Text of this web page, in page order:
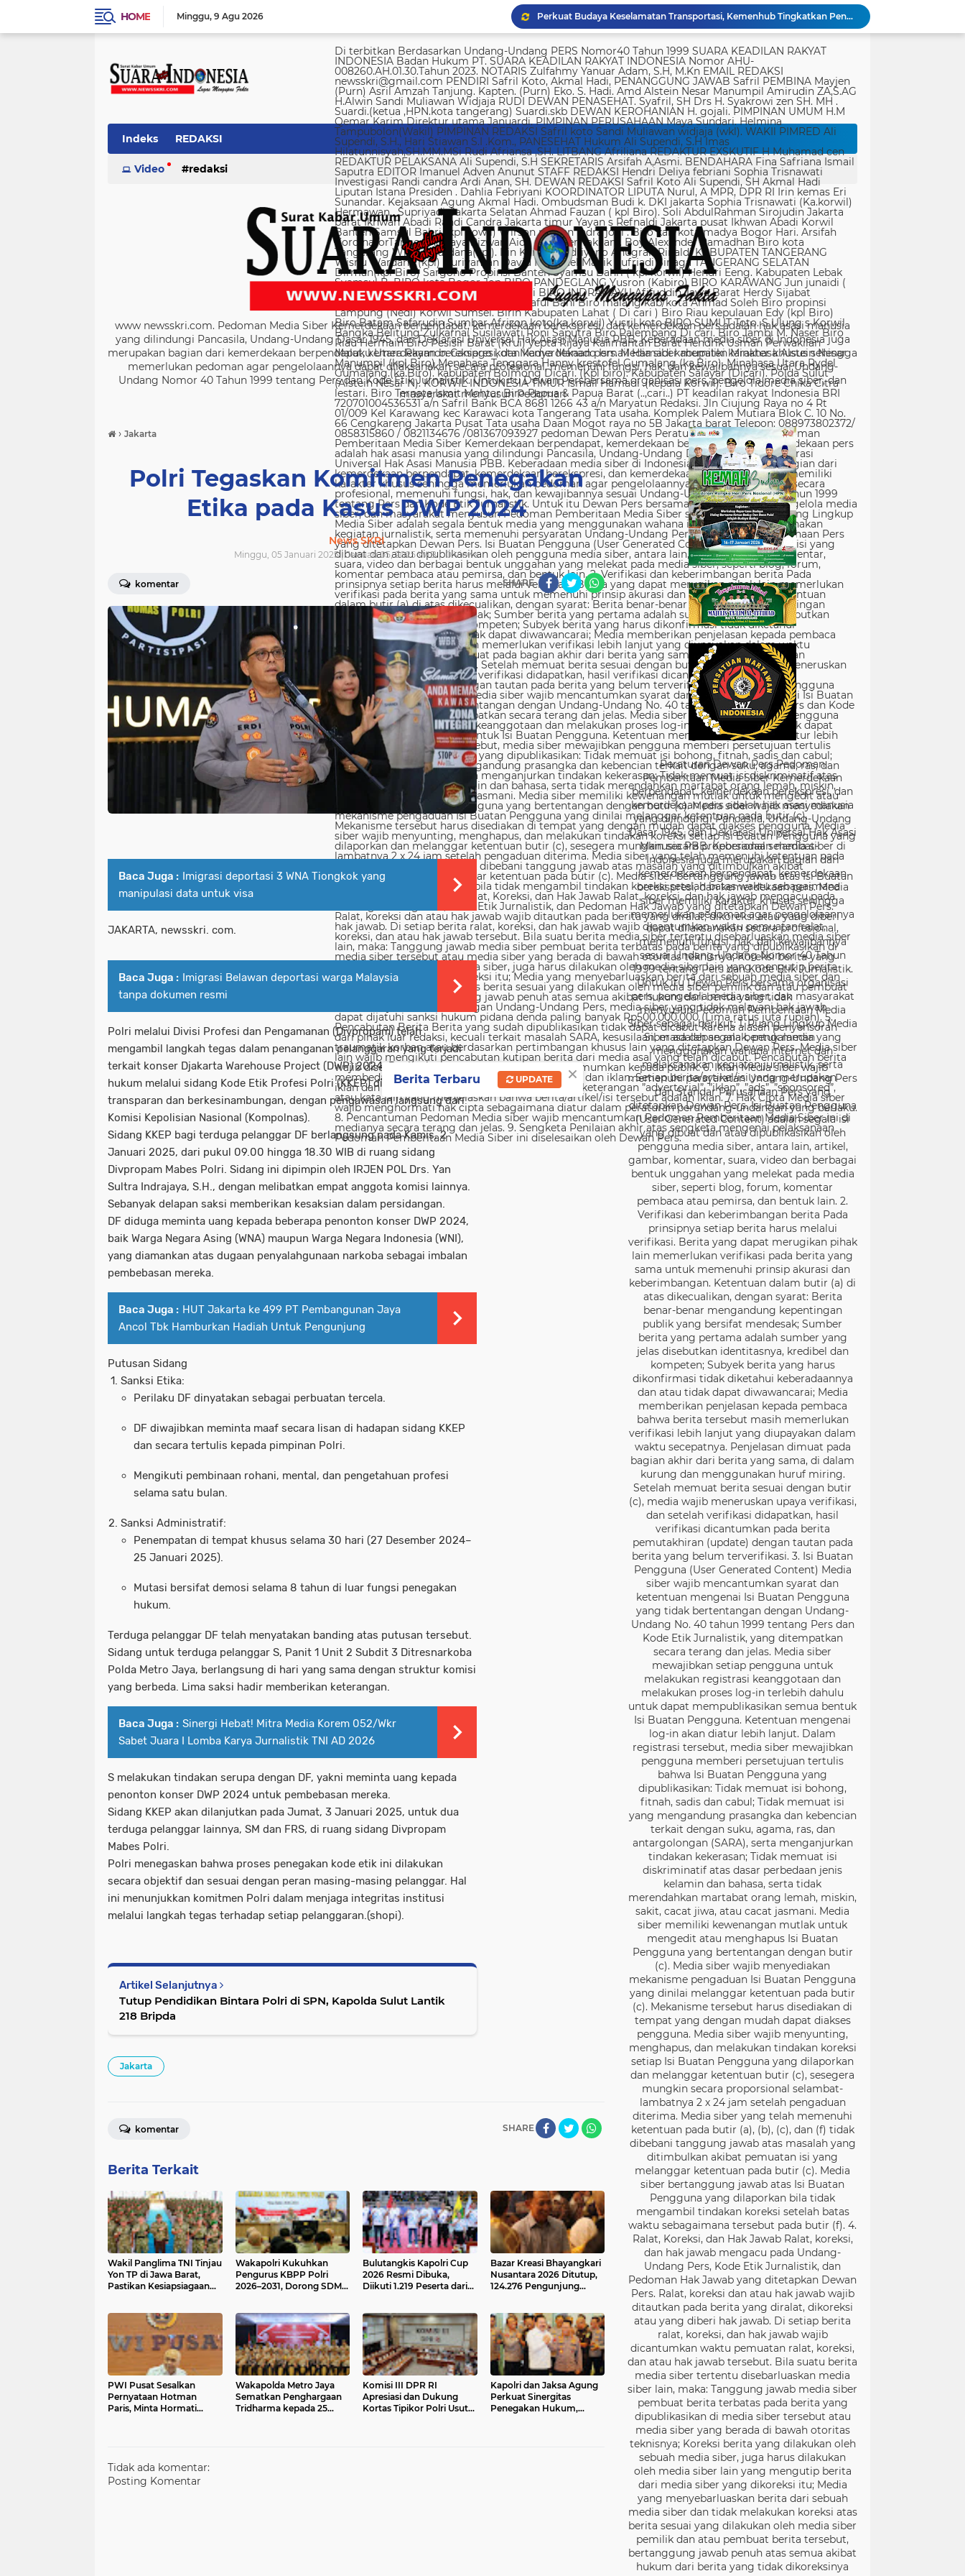
HOME Minggu 9 Agu 2026
Perkuat Budaya Keselamatan Transportasi, Kemenhub Tingkatkan Pengawasan pada Bus AKAP
Kodim 1714/PJ Gelar Karya Bakti Merah Putih SMP Negeri 1 Mulia Kab. Puncak Jaya
Operasi Laut Mematikan! Ketamin 1,3 Ton Diamankan Tim Gabungan di Bintan
Percepatan Pembangunan RTLH, Anggota Satgas TMMD ke-129 Kodim 1505/Tidore Turunkan Material Semen
Di terbitkan Berdasarkan Undang-Undang PERS Nomor40 Tahun 1999 SUARA KEADILAN RAKYAT INDONESIA Badan Hukum PT. SUARA KEADILAN RAKYAT INDONESIA Nomor AHU-008260.AH.01.30.Tahun 2023. NOTARIS Zulfahmy Yanuar Adam, S.H, M.Kn EMAIL REDAKSI newsskri@gmail.com PENDIRI Safril Koto, Akmal Hadi, PENANGGUNG JAWAB Safril PEMBINA Mayjen (Purn) Asril Amzah Tanjung. Kapten. (Purn) Eko. S. Hadi. Amd Alstein Nesar Manumpil Amirudin ZA,S.AG H.Alwin Sandi Muliawan Widjaja RUDI DEWAN PENASEHAT. Syafril, SH Drs H. Syakrowi zen SH. MH . Suardi.(ketua ,HPN.kota tangerang) Suardi.skb DEWAN KEROHANIAN H. gojali. PIMPINAN UMUM H.M Qemar Karim Direktur utama Januardi. PIMPINAN PERUSAHAAN Maya Sundari. Helmina Tampubolon(Wakil) PIMPINAN REDAKSI Safril koto Sandi Muliawan widjaja (wkl). WAKIl PIMRED Ali Supendi, S.H., Hari Stiawan S.I .Kom., PANESEHAT Hukum Ali Supendi, S.H Imas Hilatunnisyah,SH.MM.MSi Rudi Afriansa ,SH. LITBANG Afriliana REDAKTUR EXSKUTIF H Muhamad cen REDAKTUR PELAKSANA Ali Supendi, S.H SEKRETARIS Arsifah A,Asmi. BENDAHARA Fina Safriana Ismail Saputra EDITOR Imanuel Adven Anunut STAFF REDAKSI Hendri Deliya febriani Sophia Trisnawati Investigasi Randi candra Ardi Anan, SH. DEWAN REDAKSI Safril Koto Ali Supendi, SH Akmal Hadi Liputan Istana Presiden . Dahlia Febriyani KOORDINATOR LIPUTA Nurul, A MPR, DPR RI Irin kemas Eri Sunandar. Kejaksaan Agung Akmal Hadi. Ombudsman Budi k. DKI jakarta Sophia Trisnawati (Ka.korwil) Hermawan . Supriyadi. Jakarta Selatan Ahmad Fauzan ( kpl Biro). Soli AbdulRahman Sirojudin Jakarta barat Ikhwan Abadi Randi Candra Jakarta timur Yayan s Refnaldi Jakarta pusat Ikhwan Abadi Korwil Banten Samsul Bahri (kpl kowil) Wirson risman Indra joni . Biro kab/kota madya Bogor Hari. Arsifah KordinatorTangerang raya Rizwan Aidil ( kpl. Perwakilan). Boy Alexander Ramadhan Biro kota Tangerang Wisnu Wardana(kpl). Irin Kamas Andriyano Anugrah Rinaldi KABUPATEN TANGERANG Wisnu Wardana (kpl) Nuriyaman David Natanael Manik Sufriadi Sinaga TANGERANG SELATAN Dirman(kpl Biro) Sargono Propinsi Banten Syamsu Bahri ( kpl korwil) Hendri Eeng. Kabupaten Lebak Syamsul B. BIRO kota Bogor Jon BIRO PANDEGLANG Yusron (Kabiro) BIRO KARAWANG Jun junaidi ( kpl Biro) Ugi . BIRO KUNINGAN Nurhadi BIRO INDRAMAYU Afifuddin Jawa Barat Herdy Sijabat (kapowil). BIRO JAWA TIMUR Sofiyan Saful Bahi Biro malang kab/kota Ahmad Soleh Biro propinsi Lampung (Nedi) Korwil Sumsel. Birin Kabupaten Lahat ( Di cari ) Biro Riau kepulauan Edy (kpl Biro) Biro Batam Safarudin Sumbar Afrizon koto(ka korwil) Yusril koto BIRO SUMUT Toto. S Ulung s Korwil Bangka Belitung Zulkarnai Susilawati Roni Saputra Biro Palembang Di cari. Biro Jambi M. Naser Biro Riau Hermain Biro Pesisir Barat (Krui) yepta Rijaya Kalimantan Barat Hendrik Usman Perwakilan Maluku Utara Raymon Caniago kota Madya Manado Ismail Hamadi kabupaten Minahasa Alstein Nesar Manumpil (kpl Biro) Menahasa Tenggara Hanny krestofel Gumalang (ka.Biro). Minahasa Utara Rydel Gumalang.(ka.Biro). kabupaten Bolmong Dicari. (Kpl biro). Kabupaten Salayar (Dicari). Polda Sulut (Alstein Nesar N). KORWIL INDONESIA TIMUR Ismail Hamadi .(kepala Korwil). Biro Tidore Chika Citra lestari. Biro Ternate Ismit Mohtar Biro Papua & Papua Barat (..,cari..) PT keadilan rakyat Indonesia BRI 720701004536531 a/n Safril Bank BCA 8681 1266 43 a/n Maryatun Redaksi. Jln Ciujung Raya no 4 Rt 01/009 Kel Karawang kec Karawaci kota Tangerang Tata usaha. Komplek Palem Mutiara Blok C. 10 No. 66 Cengkareng Jakarta Pusat Tata usaha Daan Mogot raya no 5B Jakarta barat Telepon: 088973802372/ 0858315860 / 0821134676 /081367093927 pedoman Dewan Pers Peraturan Dewan Pers Pedoman Pemberitaan Media Siber Kemerdekaan berpendapat, kemerdekaan berekspresi, dan kemerdekaan pers adalah hak asasi manusia yang dilindungi Pancasila, Undang-Undang Dasar 1945, dan Deklarasi Universal Hak Asasi Manusia PBB. Keberadaan media siber di Indonesia juga merupakan bagian dari kemerdekaan berpendapat, kemerdekaan berekspresi, dan kemerdekaan pers. Media siber memiliki karakter khusus sehingga memerlukan pedoman agar pengelolaannya dapat dilaksanakan secara profesional, memenuhi fungsi, hak, dan kewajibannya sesuai Undang-Undang Nomor 40 Tahun 1999 tentang Pers dan Kode Etik Jurnalistik. Untuk itu Dewan Pers bersama organisasi pers, pengelola media siber, dan masyarakat menyusun Pedoman Pemberitaan Media Siber sebagai berikut: 1. Ruang Lingkup Media Siber adalah segala bentuk media yang menggunakan wahana internet dan melaksanakan kegiatan jurnalistik, serta memenuhi persyaratan Undang-Undang Pers dan Standar Perusahaan Pers yang ditetapkan Dewan Pers. Isi Buatan Pengguna (User Generated Content) adalah segala isi yang dibuat dan atau dipublikasikan oleh pengguna media siber, antara lain, artikel, gambar, komentar, suara, video dan berbagai bentuk unggahan yang melekat pada media siber, seperti blog, forum, komentar pembaca atau pemirsa, dan bentuk lain. 2. Verifikasi dan keberimbangan berita Pada prinsipnya setiap berita harus melalui verifikasi. Berita yang dapat merugikan pihak lain memerlukan verifikasi pada berita yang sama untuk memenuhi prinsip akurasi dan keberimbangan. Ketentuan dalam butir (a) di atas dikecualikan, dengan syarat: Berita benar-benar mengandung kepentingan publik yang bersifat mendesak; Sumber berita yang pertama adalah sumber yang jelas disebutkan identitasnya, kredibel dan kompeten; Subyek berita yang harus dikonfirmasi tidak diketahui keberadaannya dan atau tidak dapat diwawancarai; Media memberikan penjelasan kepada pembaca bahwa berita tersebut masih memerlukan verifikasi lebih lanjut yang diupayakan dalam waktu secepatnya. Penjelasan dimuat pada bagian akhir dari berita yang sama, di dalam kurung dan menggunakan huruf miring. Setelah memuat berita sesuai dengan butir (c), media wajib meneruskan upaya verifikasi, dan setelah verifikasi didapatkan, hasil verifikasi dicantumkan pada berita pemutakhiran (update) dengan tautan pada berita yang belum terverifikasi. 3. Isi Buatan Pengguna (User Generated Content) Media siber wajib mencantumkan syarat dan ketentuan mengenai Isi Buatan Pengguna yang tidak bertentangan dengan Undang-Undang No. 40 tahun 1999 tentang Pers dan Kode Etik Jurnalistik, yang ditempatkan secara terang dan jelas. Media siber mewajibkan setiap pengguna untuk melakukan registrasi keanggotaan dan melakukan proses log-in terlebih dahulu untuk dapat mempublikasikan semua bentuk Isi Buatan Pengguna. Ketentuan mengenai log-in akan diatur lebih lanjut. Dalam registrasi tersebut, media siber mewajibkan pengguna memberi persetujuan tertulis bahwa Isi Buatan Pengguna yang dipublikasikan: Tidak memuat isi bohong, fitnah, sadis dan cabul; Tidak memuat isi yang mengandung prasangka dan kebencian terkait dengan suku, agama, ras, dan antargolongan (SARA), serta menganjurkan tindakan kekerasan; Tidak memuat isi diskriminatif atas dasar perbedaan jenis kelamin dan bahasa, serta tidak merendahkan martabat orang lemah, miskin, sakit, cacat jiwa, atau cacat jasmani. Media siber memiliki kewenangan mutlak untuk mengedit atau menghapus Isi Buatan Pengguna yang bertentangan dengan butir (c). Media siber wajib menyediakan mekanisme pengaduan Isi Buatan Pengguna yang dinilai melanggar ketentuan pada butir (c). Mekanisme tersebut harus disediakan di tempat yang dengan mudah dapat diakses pengguna. Media siber wajib menyunting, menghapus, dan melakukan tindakan koreksi setiap Isi Buatan Pengguna yang dilaporkan dan melanggar ketentuan butir (c), sesegera mungkin secara proporsional selambat-lambatnya 2 x 24 jam setelah pengaduan diterima. Media siber yang telah memenuhi ketentuan pada butir (a), (b), (c), dan (f) tidak dibebani tanggung jawab atas masalah yang ditimbulkan akibat pemuatan isi yang melanggar ketentuan pada butir (c). Media siber bertanggung jawab atas Isi Buatan Pengguna yang dilaporkan bila tidak mengambil tindakan koreksi setelah batas waktu sebagaimana tersebut pada butir (f). 4. Ralat, Koreksi, dan Hak Jawab Ralat, koreksi, dan hak jawab mengacu pada Undang-Undang Pers, Kode Etik Jurnalistik, dan Pedoman Hak Jawab yang ditetapkan Dewan Pers. Ralat, koreksi dan atau hak jawab wajib ditautkan pada berita yang diralat, dikoreksi atau yang diberi hak jawab. Di setiap berita ralat, koreksi, dan hak jawab wajib dicantumkan waktu pemuatan ralat, koreksi, dan atau hak jawab tersebut. Bila suatu berita media siber tertentu disebarluaskan media siber lain, maka: Tanggung jawab media siber pembuat berita terbatas pada berita yang dipublikasikan di media siber tersebut atau media siber yang berada di bawah otoritas teknisnya; Koreksi berita yang dilakukan oleh sebuah media siber, juga harus dilakukan oleh media siber lain yang mengutip berita dari media siber yang dikoreksi itu; Media yang menyebarluaskan berita dari sebuah media siber dan tidak melakukan koreksi atas berita sesuai yang dilakukan oleh media siber pemilik dan atau pembuat berita tersebut, bertanggung jawab penuh atas semua akibat hukum dari berita yang tidak dikoreksinya itu. Sesuai dengan Undang-Undang Pers, media siber yang tidak melayani hak jawab dapat dijatuhi sanksi hukum pidana denda paling banyak Rp500.000.000 (Lima ratus juta rupiah). 5. Pencabutan Berita Berita yang sudah dipublikasikan tidak dapat dicabut karena alasan penyensoran dari pihak luar redaksi, kecuali terkait masalah SARA, kesusilaan, masa depan anak, pengalaman traumatik korban atau berdasarkan pertimbangan khusus lain yang ditetapkan Dewan Pers. Media siber lain wajib mengikuti pencabutan kutipan berita dari media asal yang telah dicabut. Pencabutan berita wajib disertai dengan alasan pencabutan dan diumumkan kepada publik. 6. Iklan Media siber wajib membedakan dengan tegas antara produk berita dan iklan. Setiap berita/artikel/isi yang merupakan iklan dan atau isi berbayar wajib mencantumkan keterangan ”advertorial”, ”iklan”, ”ads”, ”spons
Indeks REDAKSI
Video redaksi
www newsskri.com. Pedoman Media Siber Kemerdekaan berpendapat, kemerdekaan berekspresi, dan kemerdekaan pers adalah hak asasi manusia
yang dilindungi Pancasila, Undang-Undang Dasar 1945, dan Deklarasi Universal Hak Asasi Manusia PBB. Keberadaan media siber di Indonesia juga
merupakan bagian dari kemerdekaan berpendapat, kemerdekaan berekspresi, dan kemerdekaan pers. Media siber memiliki karakter khusus sehingga
memerlukan pedoman agar pengelolaannya dapat dilaksanakan secara profesional, memenuhi fungsi, hak, dan kewajibannya sesuai Undang-
Undang Nomor 40 Tahun 1999 tentang Pers dan Kode Etik Jurnalistik. Untuk itu Dewan Persbersama organisasi pers, pengelola media siber, dan
masyarakat menyusun Pedoman
› Jakarta
Polri Tegaskan Komitmen Penegakan
Etika pada Kasus DWP 2024
News SKRI
Minggu, 05 Januari 2025 | Januari 05, 2025 WIB | 0Views
komentar SHARE
Baca Juga : Imigrasi deportasi 3 WNA Tiongkok yang
manipulasi data untuk visa
JAKARTA, newsskri. com.
Baca Juga : Imigrasi Belawan deportasi warga Malaysia
tanpa dokumen resmi
Polri melalui Divisi Profesi dan Pengamanan (Divpropam) telah
mengambil langkah tegas dalam penanganan pelanggaran yang terjadi
terkait konser Djakarta Warehouse Project (DWP) 2024. Penegakan
hukum melalui sidang Kode Etik Profesi Polri (KKEP) dilaksanakan secara
transparan dan berkesinambungan, dengan pengawasan langsung dari
Komisi Kepolisian Nasional (Kompolnas).
Sidang KKEP bagi terduga pelanggar DF berlangsung pada Kamis, 2
Januari 2025, dari pukul 09.00 hingga 18.30 WIB di ruang sidang
Divpropam Mabes Polri. Sidang ini dipimpin oleh IRJEN POL Drs. Yan
Sultra Indrajaya, S.H., dengan melibatkan empat anggota komisi lainnya.
Sebanyak delapan saksi memberikan kesaksian dalam persidangan.
DF diduga meminta uang kepada beberapa penonton konser DWP 2024,
baik Warga Negara Asing (WNA) maupun Warga Negara Indonesia (WNI),
yang diamankan atas dugaan penyalahgunaan narkoba sebagai imbalan
pembebasan mereka.
Baca Juga : HUT Jakarta ke 499 PT Pembangunan Jaya
Ancol Tbk Hamburkan Hadiah Untuk Pengunjung
Putusan Sidang
Sanksi Etika:
Perilaku DF dinyatakan sebagai perbuatan tercela.
DF diwajibkan meminta maaf secara lisan di hadapan sidang KKEP
dan secara tertulis kepada pimpinan Polri.
Mengikuti pembinaan rohani, mental, dan pengetahuan profesi
selama satu bulan.
Sanksi Administratif:
Penempatan di tempat khusus selama 30 hari (27 Desember 2024–
25 Januari 2025).
Mutasi bersifat demosi selama 8 tahun di luar fungsi penegakan
hukum.
Terduga pelanggar DF telah menyatakan banding atas putusan tersebut.
Sidang untuk terduga pelanggar S, Panit 1 Unit 2 Subdit 3 Ditresnarkoba
Polda Metro Jaya, berlangsung di hari yang sama dengan struktur komisi
yang berbeda. Lima saksi hadir memberikan keterangan.
Baca Juga : Sinergi Hebat! Mitra Media Korem 052/Wkr
Sabet Juara I Lomba Karya Jurnalistik TNI AD 2026
S melakukan tindakan serupa dengan DF, yakni meminta uang kepada
penonton konser DWP 2024 untuk pembebasan mereka.
Sidang KKEP akan dilanjutkan pada Jumat, 3 Januari 2025, untuk dua
terduga pelanggar lainnya, SM dan FRS, di ruang sidang Divpropam
Mabes Polri.
Polri menegaskan bahwa proses penegakan kode etik ini dilakukan
secara objektif dan sesuai dengan peran masing-masing pelanggar. Hal
ini menunjukkan komitmen Polri dalam menjaga integritas institusi
melalui langkah tegas terhadap setiap pelanggaran.(shopi).
Artikel Selanjutnya
Tutup Pendidikan Bintara Polri di SPN, Kapolda Sulut Lantik
218 Bripda
Jakarta
SHARE
komentar
Berita Terkait
Wakil Panglima TNI Tinjau
Yon TP di Jawa Barat,
Pastikan Kesiapsiagaan
Wakapolri Kukuhkan
Pengurus KBPP Polri
2026–2031, Dorong SDM
Bulutangkis Kapolri Cup
2026 Resmi Dibuka,
Diikuti 1.219 Peserta dari
Bazar Kreasi Bhayangkari
Nusantara 2026 Ditutup,
124.276 Pengunjung
PWI Pusat Sesalkan
Pernyataan Hotman
Paris, Minta Hormati
Wakapolda Metro Jaya
Sematkan Penghargaan
Tridharma kepada 25
Komisi III DPR RI
Apresiasi dan Dukung
Kortas Tipikor Polri Usut
Kapolri dan Jaksa Agung
Perkuat Sinergitas
Penegakan Hukum,
Tidak ada komentar:
Posting Komentar
Peraturan Dewan Pers Pedoman
Pemberitaan Media Siber Kemerdekaan
berpendapat, kemerdekaan berekspresi, dan
kemerdekaan pers adalah hak asasi manusia
yang dilindungi Pancasila, Undang-Undang
Dasar 1945, dan Deklarasi Universal Hak Asasi
Manusia PBB. Keberadaan media siber di
Indonesia juga merupakan bagian dari
kemerdekaan berpendapat, kemerdekaan
berekspresi, dan kemerdekaan pers. Media
siber memiliki karakter khusus sehingga
memerlukan pedoman agar pengelolaannya
dapat dilaksanakan secara profesional,
memenuhi fungsi, hak, dan kewajibannya
sesuai Undang-Undang Nomor 40 Tahun
1999 tentang Pers dan Kode Etik Jurnalistik.
Untuk itu Dewan Pers bersama organisasi
pers, pengelola media siber, dan masyarakat
menyusun Pedoman Pemberitaan Media
Siber sebagai berikut: 1. Ruang Lingkup Media
Siber adalah segala bentuk media yang
menggunakan wahana internet dan
melaksanakan kegiatan jurnalistik, serta
memenuhi persyaratan Undang-Undang Pers
dan Standar Perusahaan Pers yang
ditetapkan Dewan Pers. Isi Buatan Pengguna
(User Generated Content) adalah segala isi
yang dibuat dan atau dipublikasikan oleh
pengguna media siber, antara lain, artikel,
gambar, komentar, suara, video dan berbagai
bentuk unggahan yang melekat pada media
siber, seperti blog, forum, komentar
pembaca atau pemirsa, dan bentuk lain. 2.
Verifikasi dan keberimbangan berita Pada
prinsipnya setiap berita harus melalui
verifikasi. Berita yang dapat merugikan pihak
lain memerlukan verifikasi pada berita yang
sama untuk memenuhi prinsip akurasi dan
keberimbangan. Ketentuan dalam butir (a) di
atas dikecualikan, dengan syarat: Berita
benar-benar mengandung kepentingan
publik yang bersifat mendesak; Sumber
berita yang pertama adalah sumber yang
jelas disebutkan identitasnya, kredibel dan
kompeten; Subyek berita yang harus
dikonfirmasi tidak diketahui keberadaannya
dan atau tidak dapat diwawancarai; Media
memberikan penjelasan kepada pembaca
bahwa berita tersebut masih memerlukan
verifikasi lebih lanjut yang diupayakan dalam
waktu secepatnya. Penjelasan dimuat pada
bagian akhir dari berita yang sama, di dalam
kurung dan menggunakan huruf miring.
Setelah memuat berita sesuai dengan butir
(c), media wajib meneruskan upaya verifikasi,
dan setelah verifikasi didapatkan, hasil
verifikasi dicantumkan pada berita
pemutakhiran (update) dengan tautan pada
berita yang belum terverifikasi. 3. Isi Buatan
Pengguna (User Generated Content) Media
siber wajib mencantumkan syarat dan
ketentuan mengenai Isi Buatan Pengguna
yang tidak bertentangan dengan Undang-
Undang No. 40 tahun 1999 tentang Pers dan
Kode Etik Jurnalistik, yang ditempatkan
secara terang dan jelas. Media siber
mewajibkan setiap pengguna untuk
melakukan registrasi keanggotaan dan
melakukan proses log-in terlebih dahulu
untuk dapat mempublikasikan semua bentuk
Isi Buatan Pengguna. Ketentuan mengenai
log-in akan diatur lebih lanjut. Dalam
registrasi tersebut, media siber mewajibkan
pengguna memberi persetujuan tertulis
bahwa Isi Buatan Pengguna yang
dipublikasikan: Tidak memuat isi bohong,
fitnah, sadis dan cabul; Tidak memuat isi
yang mengandung prasangka dan kebencian
terkait dengan suku, agama, ras, dan
antargolongan (SARA), serta menganjurkan
tindakan kekerasan; Tidak memuat isi
diskriminatif atas dasar perbedaan jenis
kelamin dan bahasa, serta tidak
merendahkan martabat orang lemah, miskin,
sakit, cacat jiwa, atau cacat jasmani. Media
siber memiliki kewenangan mutlak untuk
mengedit atau menghapus Isi Buatan
Pengguna yang bertentangan dengan butir
(c). Media siber wajib menyediakan
mekanisme pengaduan Isi Buatan Pengguna
yang dinilai melanggar ketentuan pada butir
(c). Mekanisme tersebut harus disediakan di
tempat yang dengan mudah dapat diakses
pengguna. Media siber wajib menyunting,
menghapus, dan melakukan tindakan koreksi
setiap Isi Buatan Pengguna yang dilaporkan
dan melanggar ketentuan butir (c), sesegera
mungkin secara proporsional selambat-
lambatnya 2 x 24 jam setelah pengaduan
diterima. Media siber yang telah memenuhi
ketentuan pada butir (a), (b), (c), dan (f) tidak
dibebani tanggung jawab atas masalah yang
ditimbulkan akibat pemuatan isi yang
melanggar ketentuan pada butir (c). Media
siber bertanggung jawab atas Isi Buatan
Pengguna yang dilaporkan bila tidak
mengambil tindakan koreksi setelah batas
waktu sebagaimana tersebut pada butir (f). 4.
Ralat, Koreksi, dan Hak Jawab Ralat, koreksi,
dan hak jawab mengacu pada Undang-
Undang Pers, Kode Etik Jurnalistik, dan
Pedoman Hak Jawab yang ditetapkan Dewan
Pers. Ralat, koreksi dan atau hak jawab wajib
ditautkan pada berita yang diralat, dikoreksi
atau yang diberi hak jawab. Di setiap berita
ralat, koreksi, dan hak jawab wajib
dicantumkan waktu pemuatan ralat, koreksi,
dan atau hak jawab tersebut. Bila suatu berita
media siber tertentu disebarluaskan media
siber lain, maka: Tanggung jawab media siber
pembuat berita terbatas pada berita yang
dipublikasikan di media siber tersebut atau
media siber yang berada di bawah otoritas
teknisnya; Koreksi berita yang dilakukan oleh
sebuah media siber, juga harus dilakukan
oleh media siber lain yang mengutip berita
dari media siber yang dikoreksi itu; Media
yang menyebarluaskan berita dari sebuah
media siber dan tidak melakukan koreksi atas
berita sesuai yang dilakukan oleh media siber
pemilik dan atau pembuat berita tersebut,
bertanggung jawab penuh atas semua akibat
hukum dari berita yang tidak dikoreksinya
×
Berita Terbaru UPDATE